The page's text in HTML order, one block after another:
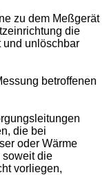
zu dem Meßgerät
die
und unlöschbar
betroffenen
die bei
oder Wärme
soweit die
vorliegen,